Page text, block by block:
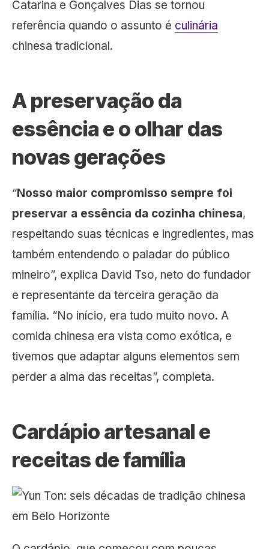
Catarina e Gonçalves Dias se tornou
referência quando o assunto é culinária
chinesa tradicional.
A preservação da
essência e o olhar das
novas gerações
“Nosso maior compromisso sempre foi
preservar a essência da cozinha chinesa,
respeitando suas técnicas e ingredientes, mas
também entendendo o paladar do público
mineiro”, explica David Tso, neto do fundador
e representante da terceira geração da
família. “No início, era tudo muito novo. A
comida chinesa era vista como exótica, e
tivemos que adaptar alguns elementos sem
perder a alma das receitas”, completa.
Cardápio artesanal e
receitas de família